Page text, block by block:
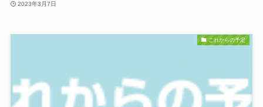
2023年3月7日
これからの予定